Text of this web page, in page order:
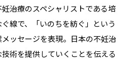
治療のスペシャリストである培
線で、「いのちを紡ぐ」という
ッセージを表現。日本の不妊治
術を提供していくことを伝える